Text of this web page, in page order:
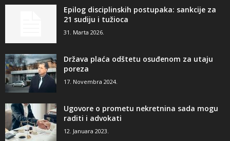
Epilog disciplinskih postupaka: sankcije za
21 sudiju i tužioca
31. Marta 2026.
Država plaća odštetu osuđenom za utaju
poreza
17. Novembra 2024.
Ugovore o prometu nekretnina sada mogu
raditi i advokati
12. Januara 2023.